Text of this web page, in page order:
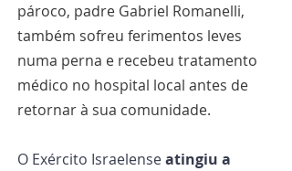
pároco, padre Gabriel Romanelli,
também sofreu ferimentos leves
numa perna e recebeu tratamento
médico no hospital local antes de
retornar à sua comunidade.
O Exército Israelense atingiu a